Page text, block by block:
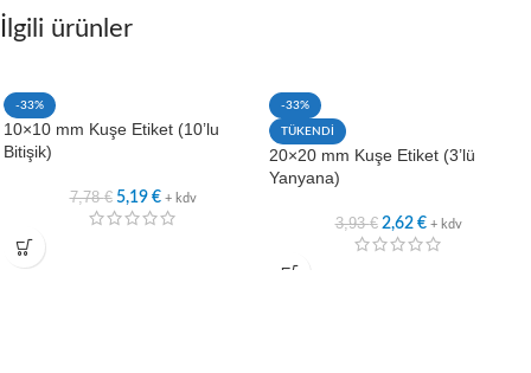
İlgili ürünler
-33%
10×10 mm Kuşe Etiket (10’lu
Bitişik)
7,78€ 5,19 € + kdv
-33%
TÜKENDİ
20×20 mm Kuşe Etiket (3’lü
Yanyana)
3,93€ 2,62 € + kdv